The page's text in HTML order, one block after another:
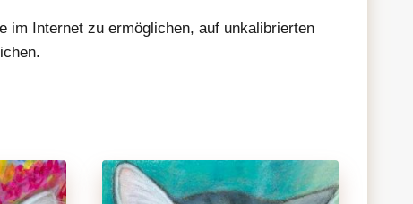
im Internet zu ermöglichen, auf unkalibrierten